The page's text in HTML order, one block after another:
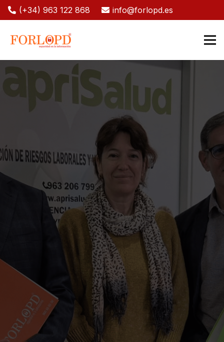
(+34) 963 122 868 info@forlopd.es